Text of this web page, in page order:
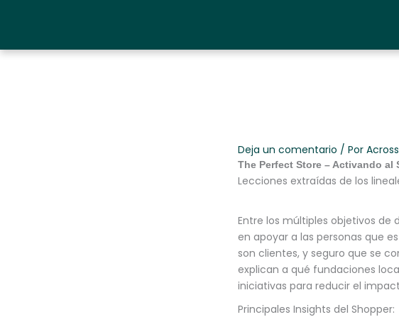
Deja un comentario / Por
The Perfect Store – Activando al
Lecciones extraídas de los
Entre los múltiples objetivos de
en apoyar a las personas que
son clientes, y seguro que se
explican a qué fundaciones
iniciativas para reducir el
Principales Insights del Shopper: